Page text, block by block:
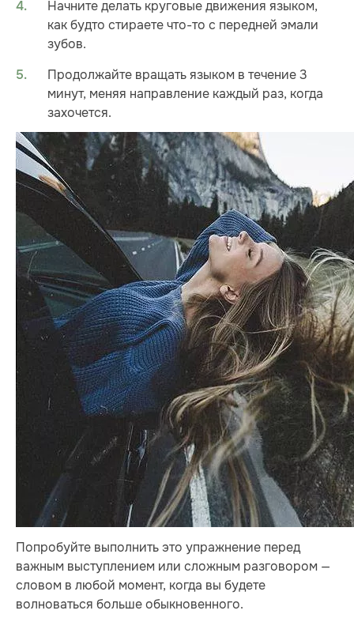
Начните делать круговые движения языком,
как будто стираете что-то с передней эмали
зубов.
Продолжайте вращать языком в течение 3
минут, меняя направление каждый раз, когда
захочется.
Попробуйте выполнить это упражнение перед
важным выступлением или сложным разговором —
словом в любой момент, когда вы будете
волноваться больше обыкновенного.